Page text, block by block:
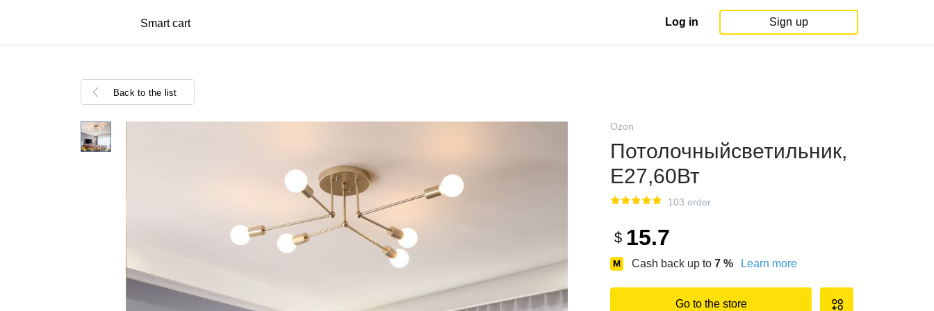
Smart cart Log in Sign up
Back to the list
Ozon
Потолочныйсветильник,
E27,60Вт
103 order
$ 15.7
Cash back up to 7 % Learn more
Go to the store